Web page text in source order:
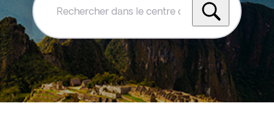
Rechercher
le
centre
d'aide
Exoticca